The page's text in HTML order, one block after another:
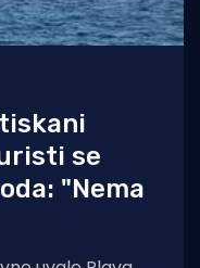
se
"Nema